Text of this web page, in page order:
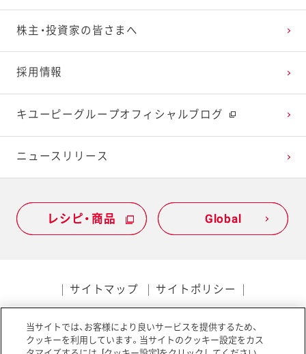
株主・投資家の皆さまへ
採用情報
キユーピーグループオフィシャルブログ
ニュースリリース
レシピ・商品 Global
レシピ・商品 Global
サイトマップ サイトポリシー
ソーシャルメディアポリシー アクセシビリティ
当サイトでは、お客様により良いサービスを提供するため、
クッキーを利用しています。当サイトのクッキー設定をカス